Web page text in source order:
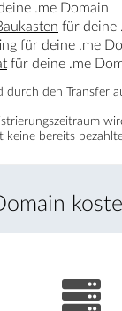
.me Domain
für deine
für deine .me
für deine .me
durch den Transfer
keine bereits